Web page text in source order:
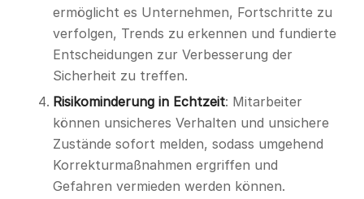
ermöglicht es Unternehmen, Fortschritte zu
verfolgen, Trends zu erkennen und fundierte
Entscheidungen zur Verbesserung der
Sicherheit zu treffen.
Risikominderung in Echtzeit: Mitarbeiter
können unsicheres Verhalten und unsichere
Zustände sofort melden, sodass umgehend
Korrekturmaßnahmen ergriffen und
Gefahren vermieden werden können.